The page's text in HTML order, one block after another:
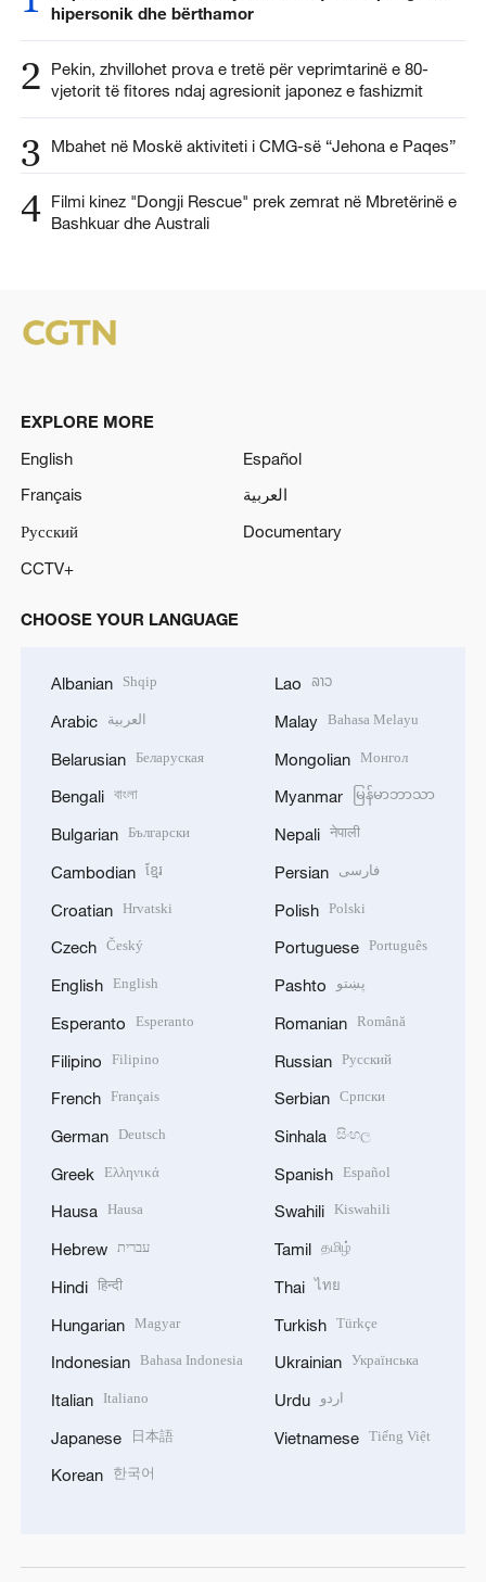
hipersonik dhe bërthamor
2
Pekin, zhvillohet prova e tretë për veprimtarinë e 80-
vjetorit të fitores ndaj agresionit japonez e fashizmit
3 Mbahet në Moskë aktiviteti i CMG-së “Jehona e Paqes”
4 Filmi kinez "Dongji Rescue" prek zemrat në Mbretërinë e
Bashkuar dhe Australi
EXPLORE MORE
English
Español
Français
العربية
Русский
Documentary
CCTV+
CHOOSE YOUR LANGUAGE
Albanian Shqip
Arabic العربية
Belarusian Беларуская
Bengali বাংলা
Bulgarian Български
Cambodian ខ្មែរ
Croatian Hrvatski
Czech Český
English English
Esperanto Esperanto
Filipino Filipino
French Français
German Deutsch
Greek Ελληνικά
Hausa Hausa
Hebrew עברית
Hindi हिन्दी
Hungarian Magyar
Indonesian Bahasa Indonesia
Italian Italiano
Japanese 日本語
Korean 한국어
Lao ລາວ
Malay Bahasa Melayu
Mongolian Монгол
Myanmar မြန်မာဘာသာ
Nepali नेपाली
Persian فارسی
Polish Polski
Portuguese Português
Pashto پښتو
Romanian Română
Russian Русский
Serbian Српски
Sinhala සිංහල
Spanish Español
Swahili Kiswahili
Tamil தமிழ்
Thai ไทย
Turkish Türkçe
Ukrainian Українська
Urdu اردو
Vietnamese Tiếng Việt